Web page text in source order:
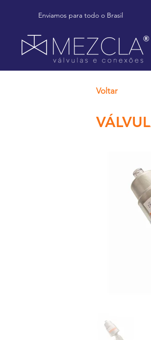
Enviamos para todo o Brasil
Voltar